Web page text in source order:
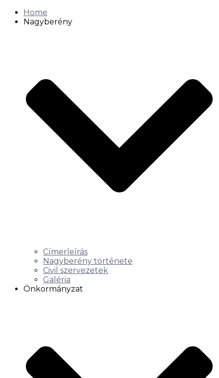
Home
Nagyberény
Címerleírás
Nagyberény története
Civil szervezetek
Galéria
Önkormányzat